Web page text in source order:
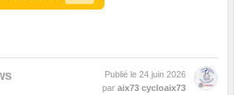
Publié le 24 juin 2026
par aix73 cycloaix73